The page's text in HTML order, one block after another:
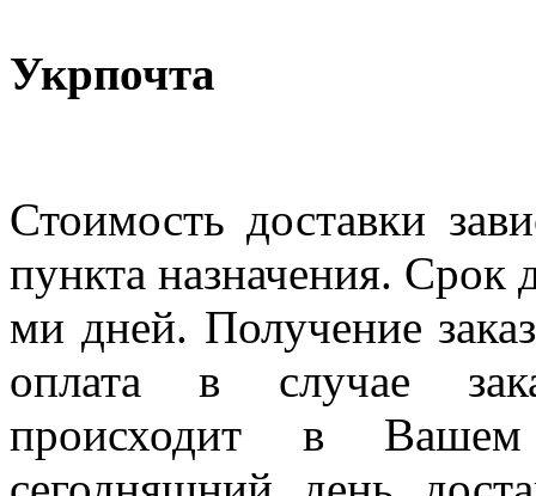
Укрпочта
Стоимость доставки
пункта назначения. Срок
ми дней. Получение
оплата в случае
происходит в